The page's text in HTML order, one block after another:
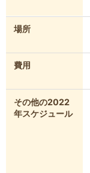
場所
費用
その他の2022
年スケジュール